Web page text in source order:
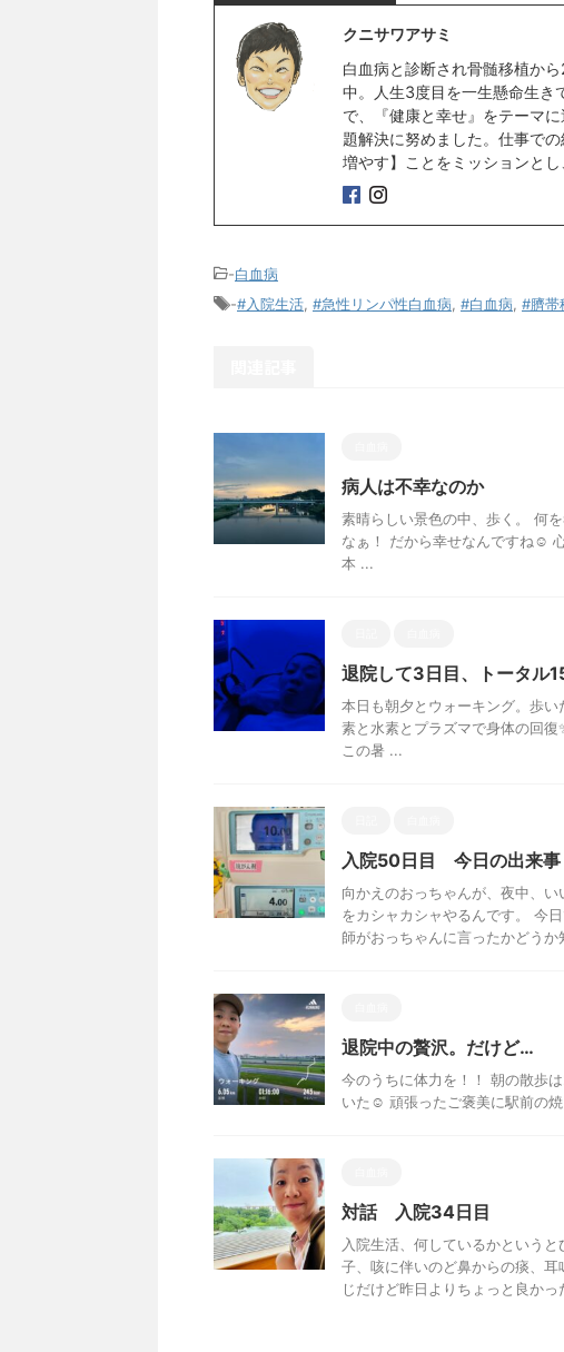
クニサワアサミ
白血病と診断され骨髄移植か
中。人生3度目を一生懸命生き
で、『健康と幸せ』をテーマ
題解決に努めました。仕事で
増やす】ことをミッションと
-白血病
-#入院生活 #急性リンパ性白血病 #白血病 #臍帯
病人は不幸なのか
素晴らしい景色の中、歩く。 何
なぁ！ だから幸せなんですね☺️
本 ...
退院して3日目、トータル
本日も朝夕とウォーキング。歩
素と水素とプラズマで身体の回
この暑 ...
入院50日目 今日の出来事
向かえのおっちゃんが、夜中、
をカシャカシャやるんです。 今
師がおっちゃんに言ったかどうか
退院中の贅沢。だけど…
今のうちに体力を！！ 朝の散歩
いた☺️ 頑張ったご褒美に駅前の
対話 入院34日目
入院生活、何しているかという
子、咳に伴いのど鼻からの痰、
じだけど昨日よりちょっと良かっ